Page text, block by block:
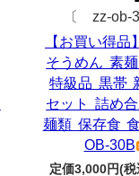
〔 zz-ob-
【お買い得品
そうめん 素
特級品 黒帯
セット 詰め
麺類 保存食
OB-30B
定価3,000円(